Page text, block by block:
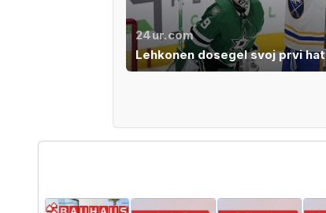
24ur.com
Lehkonen dosegel svoj prvi